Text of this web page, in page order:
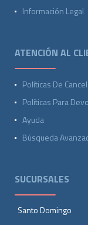
Información Legal
ATENCIÓN AL
Políticas De
Políticas Para
Ayuda
Búsqueda
SUCURSALES
Santo Domingo